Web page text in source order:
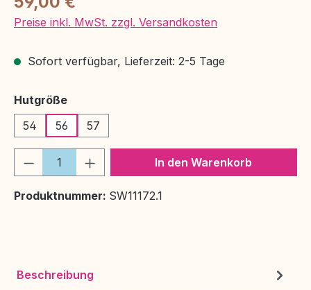
Preise inkl. MwSt. zzgl. Versandkosten
Sofort verfügbar, Lieferzeit: 2-5 Tage
Hutgrößeauswählen
54
56 57
Produkt Anzahl: Gib denIn den Warenkorb
Produktnummer: SW11172.1
Beschreibung